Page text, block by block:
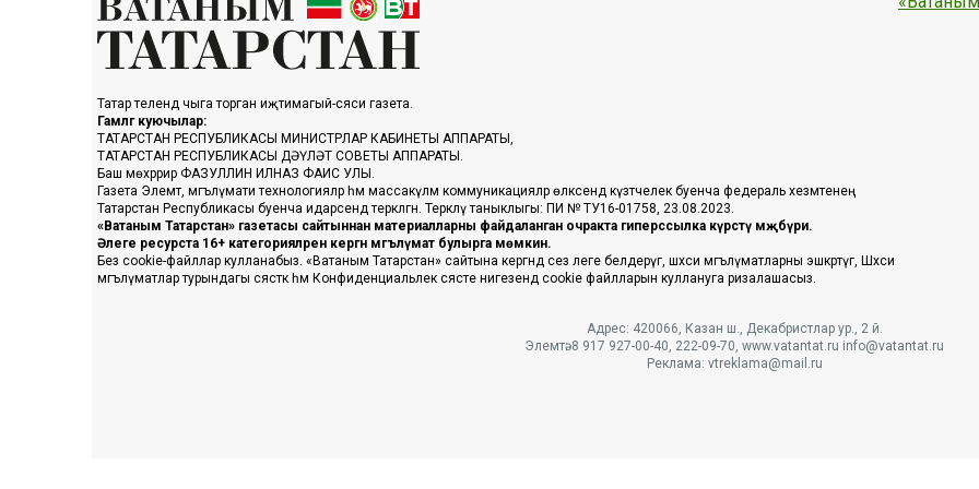
Татар телендә чыга торган иҗтимагый-сәяси газета.
Гамәлгә куючылар:
ТАТАРСТАН РЕСПУБЛИКАСЫ МИНИСТРЛАР КАБИНЕТЫ АППАРАТЫ,
ТАТАРСТАН РЕСПУБЛИКАСЫ ДӘҮЛӘТ СОВЕТЫ АППАРАТЫ.
Баш мөхәррир ФАЗУЛЛИН ИЛНАЗ ФАИС УЛЫ.
Газета Элемтә, мәгълүмати технологияләр һәм массакүләм коммуникацияләр өлкәсендә күзәтчелек буенча федераль хезмәтенең
Татарстан Республикасы буенча идарәсендә теркәлгән. Теркәлү таныклыгы: ПИ № ТУ16-01758, 23.08.2023.
«Ватаным Татарстан» газетасы сайтыннан материалларны файдаланган очракта гиперссылка күрсәтү мәҗбүри.
Әлеге ресурста 16+ категорияләренә кергән мәгълүмат булырга мөмкин.
Без cookie-файллар кулланабыз. «Ватаным Татарстан» сайтына кергәндә сез әлеге белдерүгә, шәхси мәгълүматларны эшкәртүгә, Шәхси
мәгълүматлар турындагы сәясәткә һәм Конфиденциальлек сәясәте нигезендә cookie файлларын куллануга ризалашасыз.
Адрес: 420066, Казан ш., Декабристлар ур., 2 й.
Элемтә: 8 917 927-00-40, 222-09-70, www.vatantat.ru info@vatantat.ru
Реклама: vtreklama@mail.ru